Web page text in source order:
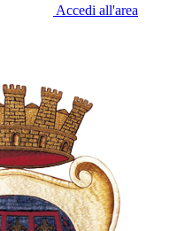
Accedi all'area